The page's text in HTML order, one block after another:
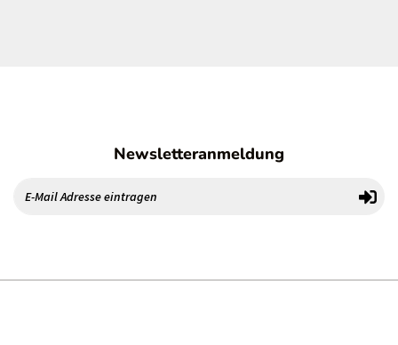
Newsletteranmeldung